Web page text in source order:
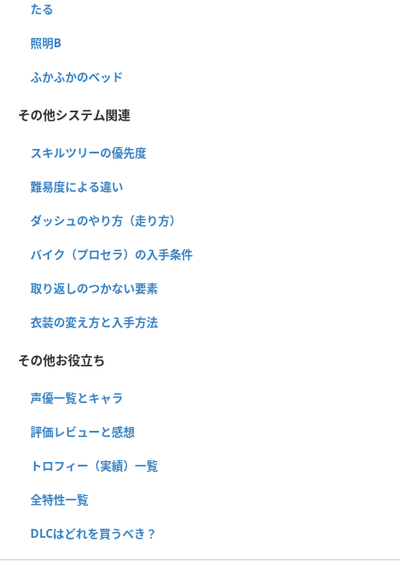
たる
照明B
ふかふかのベッド
その他システム関連
スキルツリーの優先度
難易度による違い
ダッシュのやり方（走り方）
バイク（プロセラ）の入手条件
取り返しのつかない要素
衣装の変え方と入手方法
その他お役立ち
声優一覧とキャラ
評価レビューと感想
トロフィー（実績）一覧
全特性一覧
DLCはどれを買うべき？